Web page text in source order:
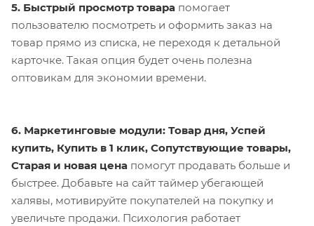
5. Быстрый просмотр товара помогает
пользователю посмотреть и оформить заказ на
товар прямо из списка, не переходя к детальной
карточке. Такая опция будет очень полезна
оптовикам для экономии времени.
6. Маркетинговые модули: Товар дня, Успей
купить, Купить в 1 клик, Сопутствующие товары,
Старая и новая цена помогут продавать больше и
быстрее. Добавьте на сайт таймер убегающей
халявы, мотивируйте покупателей на покупку и
увеличьте продажи. Психология работает